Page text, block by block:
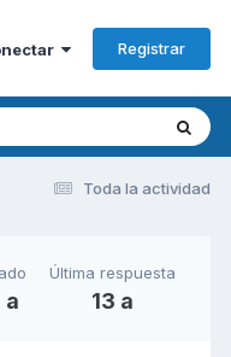
Registrar
Toda la actividad
a
Última respuesta
13 a